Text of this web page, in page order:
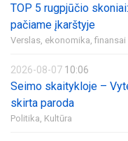
TOP 5 rugpjūčio
pačiame įkarštyje
Verslas, ekonomika, finansai
2026-08-07 10:06
Seimo skaitykloje –
skirta paroda
Politika, Kultūra